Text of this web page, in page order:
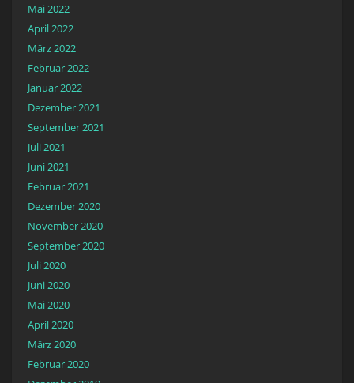
Mai 2022
April 2022
März 2022
Februar 2022
Januar 2022
Dezember 2021
September 2021
Juli 2021
Juni 2021
Februar 2021
Dezember 2020
November 2020
September 2020
Juli 2020
Juni 2020
Mai 2020
April 2020
März 2020
Februar 2020